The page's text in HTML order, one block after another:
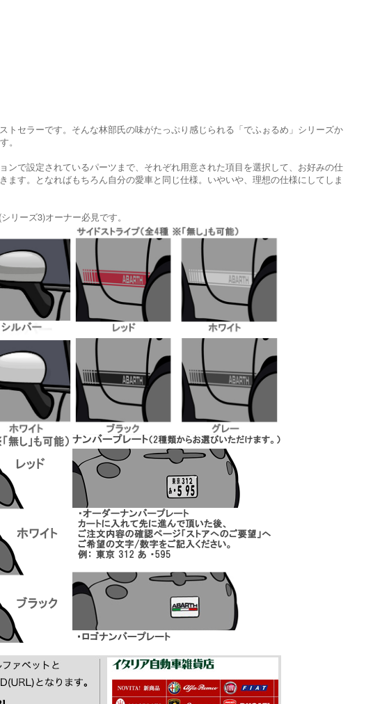
セラーです。そんな林部氏の味がたっぷり感じられる「でふぉるめ」シリーズか
。
で設定されているパーツまで、それぞれ用意された項目を選択して、お好みの仕
す。となればもちろん自分の愛車と同じ仕様。いやいや、理想の仕様にしてしま
リーズ3)オーナー必見です。